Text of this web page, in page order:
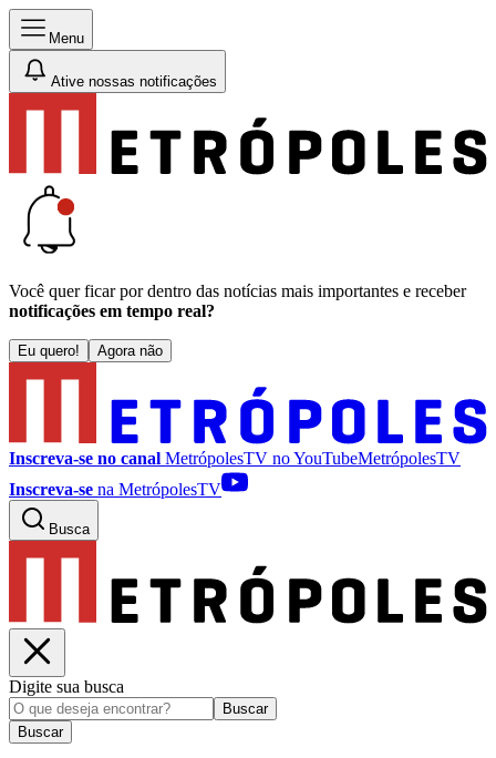
Menu
Ative nossas notificações
Você quer ficar por dentro das notícias mais importantes e receber
notificações em tempo real?
Eu quero! Agora não
Inscreva-se no canal MetrópolesTV noYouTubeMetrópolesTV
Inscreva-se na MetrópolesTV
Busca
Digite sua busca
Buscar
Buscar